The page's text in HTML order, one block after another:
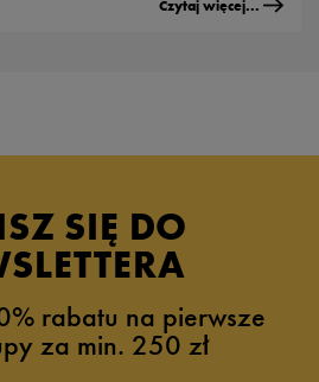
Czytaj więcej...
SIĘ DO
rabatu na pierwsze
za min. 250 zł